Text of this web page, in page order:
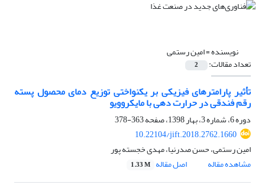
نویسنده =امین رستمی
تعداد مقالات: 2
تأثیر پارامترهای فیزیکی بر یکنواختی توزیع دمای محصول پسته
رقم فندقی در حرارت دهی با مایکروویو
دوره 6، شماره 3، بهار 1398، صفحه
363-378
10.22104/jift.2018.2762.1660
امین رستمی، حسن صدرنیا، مهدی خجسته پور
مشاهده مقاله
اصل مقاله 1.33 M